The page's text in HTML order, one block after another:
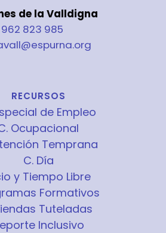
de la Valldigna
962 823 985
RECURSOS
de Empleo
Ocupacional
Temprana
C. Día
y Tiempo Libre
Formativos
Tuteladas
Inclusivo